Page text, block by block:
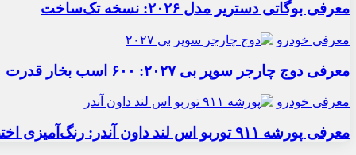
معرفی بوگاتی دستریر مدل ۲۰۲۶: نسخه تک‌ساخت
معرفی خودرو
معرفی دوج چارجر سوپر بی ۲۰۲۷: ۶۰۰ اسب بخار قدرت
معرفی خودرو
معرفی پورشه ۹۱۱ توربو اس لند داون آندر: رنگ‌آمیزی اختصاصی